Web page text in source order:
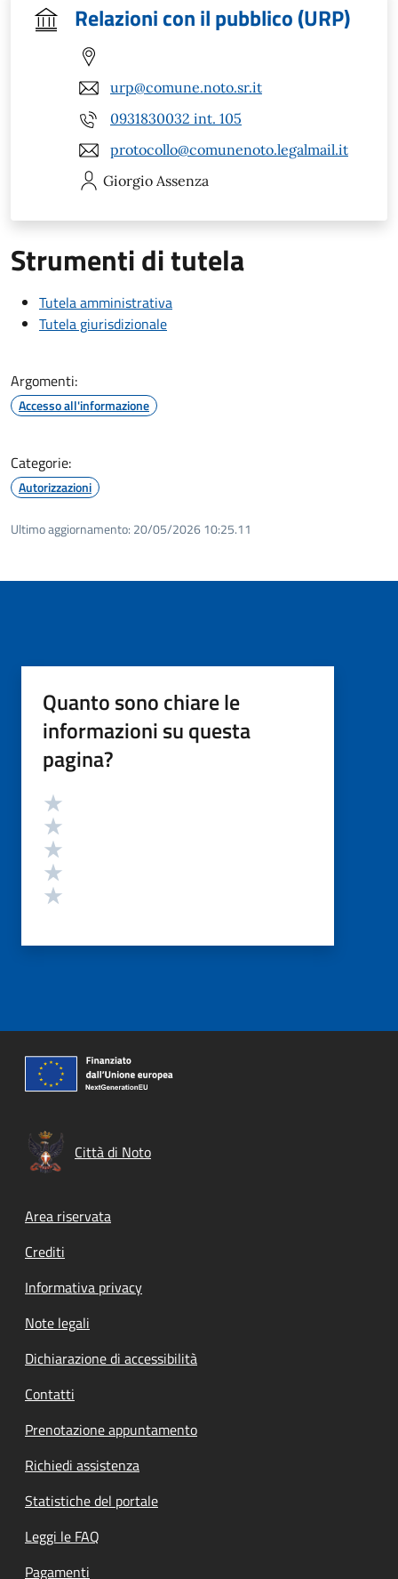
Relazioni con il pubblico (URP)
urp@comune.noto.sr.it
0931830032 int. 105
protocollo@comunenoto.legalmail.it
Giorgio Assenza
Strumenti di tutela
Tutela amministrativa
Tutela giurisdizionale
Argomenti:
Accesso all'informazione
Categorie:
Autorizzazioni
Ultimo aggiornamento: 20/05/2026 10:25.11
Quanto sono chiare le
informazioni su questa
pagina?
Valutazione
Città di Noto
Footer menu
Area riservata
Crediti
Informativa privacy
Note legali
Dichiarazione di accessibilità
Contatti
Prenotazione appuntamento
Richiedi assistenza
Statistiche del portale
Leggi le FAQ
Pagamenti